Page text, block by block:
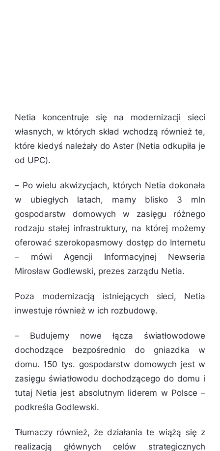
Netia koncentruje się na modernizacji sieci
własnych, w których skład wchodzą również te,
które kiedyś należały do Aster (Netia odkupiła je
od UPC).
– Po wielu akwizycjach, których Netia dokonała
w ubiegłych latach, mamy blisko 3 mln
gospodarstw domowych w zasięgu różnego
rodzaju stałej infrastruktury, na której możemy
oferować szerokopasmowy dostęp do Internetu
– mówi Agencji Informacyjnej Newseria
Mirosław Godlewski, prezes zarządu Netia.
Poza modernizacją istniejących sieci, Netia
inwestuje również w ich rozbudowę.
– Budujemy nowe łącza światłowodowe
dochodzące bezpośrednio do gniazdka w
domu. 150 tys. gospodarstw domowych jest w
zasięgu światłowodu dochodzącego do domu i
tutaj Netia jest absolutnym liderem w Polsce–
podkreśla Godlewski.
Tłumaczy również, że działania te wiążą się z
realizacją głównych celów strategicznych